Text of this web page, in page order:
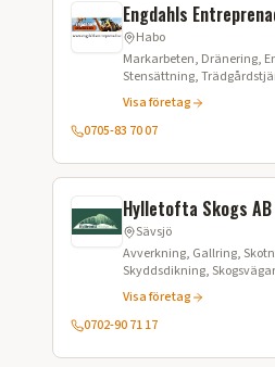
Engdahls
Habo
Markarbeten, Dränering,
Stensättning,
sand
Visa företag
0705-83 70 07
Hylletofta Skogs AB
Sävsjö
Avverkning, Gallring,
Skyddsdikning,
Markarbeten
Visa företag
0702-90 71 17